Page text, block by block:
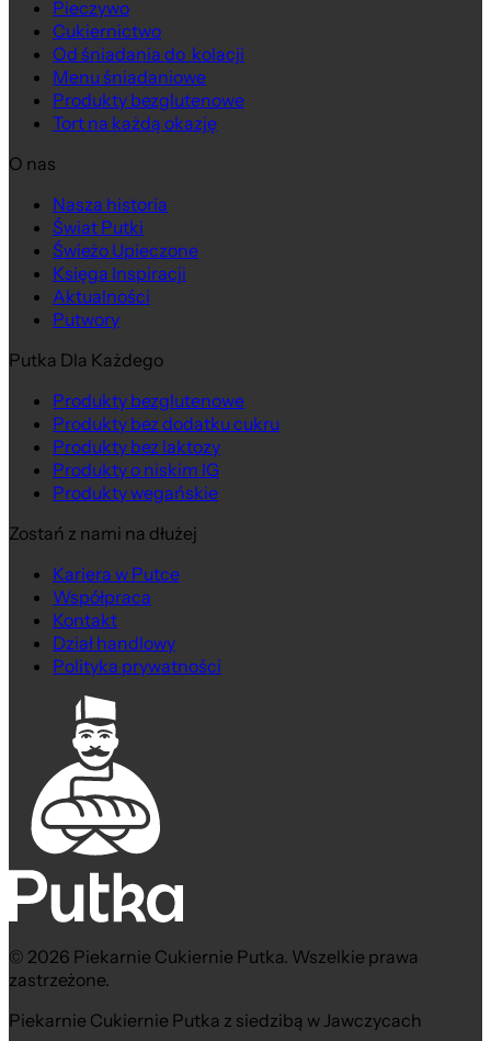
Pieczywo
Cukiernictwo
Od śniadania do kolacji
Menu śniadaniowe
Produkty bezglutenowe
Tort na każdą okazję
O nas
Nasza historia
Świat Putki
Świeżo Upieczone
Księga Inspiracji
Aktualności
Putwory
Putka Dla Każdego
Produkty bezglutenowe
Produkty bez dodatku cukru
Produkty bez laktozy
Produkty o niskim IG
Produkty wegańskie
Zostań z nami na dłużej
Kariera w Putce
Współpraca
Kontakt
Dział handlowy
Polityka prywatności
© 2026 Piekarnie Cukiernie Putka. Wszelkie prawa
zastrzeżone.
Piekarnie Cukiernie Putka z siedzibą w Jawczycach